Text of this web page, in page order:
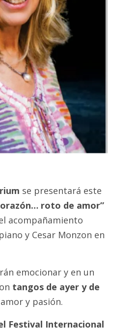
se presentará este
roto de amor”
acompañamiento
y Cesar Monzon en
emocionar y en un
tangos de ayer y de
y pasión.
Festival Internacional